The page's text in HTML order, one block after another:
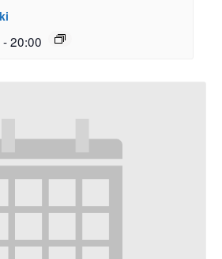
-20:00